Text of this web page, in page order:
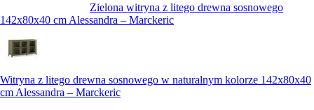
Zielona witryna z litego drewna sosnowego
142x80x40 cm Alessandra – Marckeric
Witryna z litego drewna sosnowego w naturalnym kolorze 142x80x40
cm Alessandra – Marckeric